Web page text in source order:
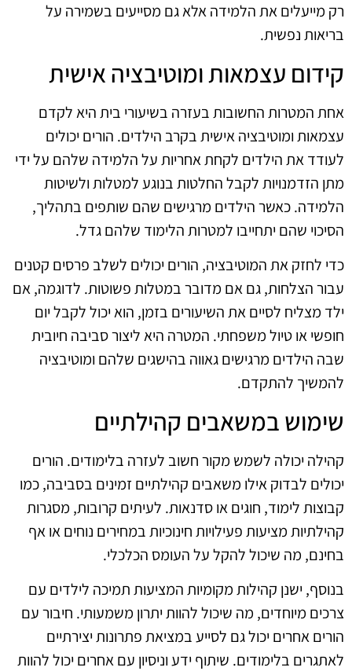
רק מייעלים את הלמידה אלא גם מסייעים בשמירה על
בריאות נפשית.
קידום עצמאות ומוטיבציה אישית
אחת המטרות החשובות בעזרה בשיעורי בית היא לקדם
עצמאות ומוטיבציה אישית בקרב הילדים. הורים יכולים
לעודד את הילדים לקחת אחריות על הלמידה שלהם על ידי
מתן הזדמנויות לקבל החלטות בנוגע למטלות ולשיטות
הלמידה. כאשר הילדים מרגישים שהם שותפים בתהליך,
הסיכוי שהם יתחייבו למטרות הלימוד שלהם גדל.
כדי לחזק את המוטיבציה, הורים יכולים לשלב פרסים קטנים
עבור הצלחות, גם אם מדובר במטלות פשוטות. לדוגמה, אם
ילד מצליח לסיים את השיעורים בזמן, הוא יכול לקבל יום
חופשי או טיול משפחתי. המטרה היא ליצור סביבה חיובית
שבה הילדים מרגישים גאווה בהישגים שלהם ומוטיבציה
להמשיך להתקדם.
שימוש במשאבים קהילתיים
קהילה יכולה לשמש מקור חשוב לעזרה בלימודים. הורים
יכולים לבדוק אילו משאבים קהילתיים זמינים בסביבה, כמו
קבוצות לימוד, חוגים או סדנאות. לעיתים קרובות, מסגרות
קהילתיות מציעות פעילויות חינוכיות במחירים נוחים או אף
בחינם, מה שיכול להקל על העומס הכלכלי.
בנוסף, ישנן קהילות מקומיות המציעות תמיכה לילדים עם
צרכים מיוחדים, מה שיכול להוות יתרון משמעותי. חיבור עם
הורים אחרים יכול גם לסייע במציאת פתרונות יצירתיים
לאתגרים בלימודים. שיתוף ידע וניסיון עם אחרים יכול להוות